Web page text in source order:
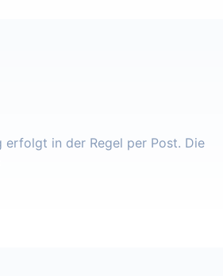
erfolgt in der Regel per Post. Die